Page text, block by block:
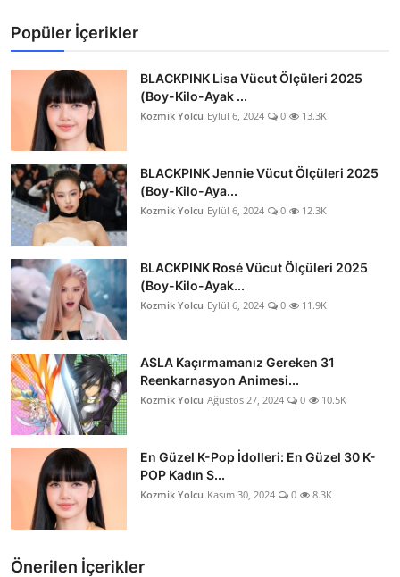
Popüler İçerikler
BLACKPINK Lisa Vücut Ölçüleri 2025
(Boy-Kilo-Ayak ...
Kozmik Yolcu Eylül 6, 2024 0 13.3K
BLACKPINK Jennie Vücut Ölçüleri 2025
(Boy-Kilo-Aya...
Kozmik Yolcu Eylül 6, 2024 0 12.3K
BLACKPINK Rosé Vücut Ölçüleri 2025
(Boy-Kilo-Ayak...
Kozmik Yolcu Eylül 6, 2024 0 11.9K
ASLA Kaçırmamanız Gereken 31
Reenkarnasyon Animesi...
Kozmik Yolcu Ağustos 27, 2024 0 10.5K
En Güzel K-Pop İdolleri: En Güzel 30 K-
POP Kadın S...
Kozmik Yolcu Kasım 30, 2024 0 8.3K
Önerilen İçerikler